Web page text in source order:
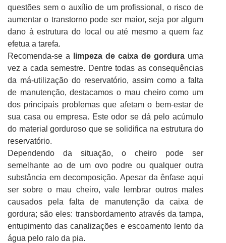
questões sem o auxílio de um profissional, o risco de
aumentar o transtorno pode ser maior, seja por algum
dano à estrutura do local ou até mesmo a quem faz
efetua a tarefa.
Recomenda-se a
limpeza de caixa de gordura uma
vez a cada semestre. Dentre todas as consequências
da má-utilização do reservatório, assim como a falta
de manutenção, destacamos o mau cheiro como um
dos principais problemas que afetam o bem-estar de
sua casa ou empresa. Este odor se dá pelo acúmulo
do material gorduroso que se solidifica na estrutura do
reservatório.
Dependendo da situação, o cheiro pode ser
semelhante ao de um ovo podre ou qualquer outra
substância em decomposição. Apesar da ênfase aqui
ser sobre o mau cheiro, vale lembrar outros males
causados pela falta de manutenção da caixa de
gordura; são eles: transbordamento através da tampa,
entupimento das canalizações e escoamento lento da
água pelo ralo da pia.